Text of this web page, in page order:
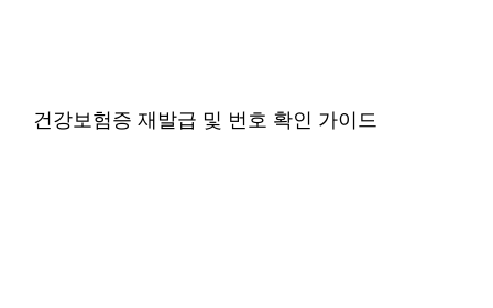
건강보험증 재발급 및 번호 확인 가이드